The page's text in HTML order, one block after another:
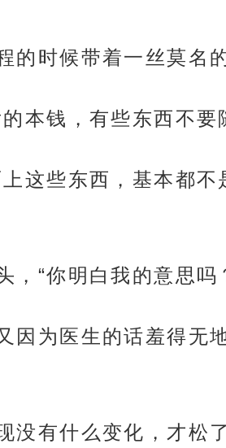
的时候带着一丝莫名
本钱，有些东西不
这些东西，基本都
，“你明白我的意思吗
因为医生的话羞得无
没有什么变化，才松